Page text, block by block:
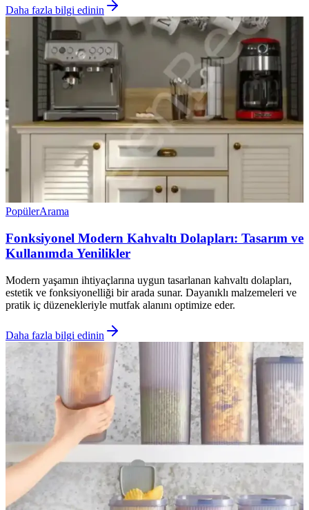
Daha fazla bilgi edinin
PopülerArama
Fonksiyonel Modern Kahvaltı Dolapları: Tasarım ve
Kullanımda Yenilikler
Modern yaşamın ihtiyaçlarına uygun tasarlanan kahvaltı dolapları,
estetik ve fonksiyonelliği bir arada sunar. Dayanıklı malzemeleri ve
pratik iç düzenekleriyle mutfak alanını optimize eder.
Daha fazla bilgi edinin